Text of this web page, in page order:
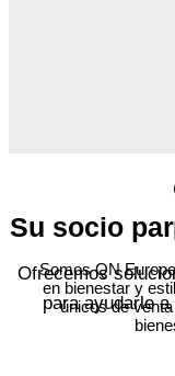
Somos QN
en bienestar y
únicos de
Su socio
Ofrecemos
para ayudarle